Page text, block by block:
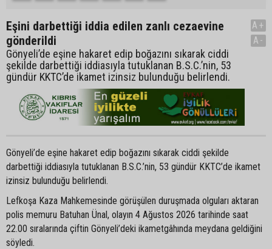
Eşini darbettiği iddia edilen zanlı cezaevine
gönderildi
Gönyeli’de eşine hakaret edip boğazını sıkarak ciddi
şekilde darbettiği iddiasıyla tutuklanan B.S.C.’nin, 53
gündür KKTC’de ikamet izinsiz bulunduğu belirlendi.
A+
A-
Gönyeli’de eşine hakaret edip boğazını sıkarak ciddi şekilde
darbettiği iddiasıyla tutuklanan B.S.C.’nin, 53 gündür KKTC’de ikamet
izinsiz bulunduğu belirlendi.
Lefkoşa Kaza Mahkemesinde görüşülen duruşmada olguları aktaran
polis memuru Batuhan Ünal, olayın 4 Ağustos 2026 tarihinde saat
22.00 sıralarında çiftin Gönyeli’deki ikametgâhında meydana geldiğini
söyledi.